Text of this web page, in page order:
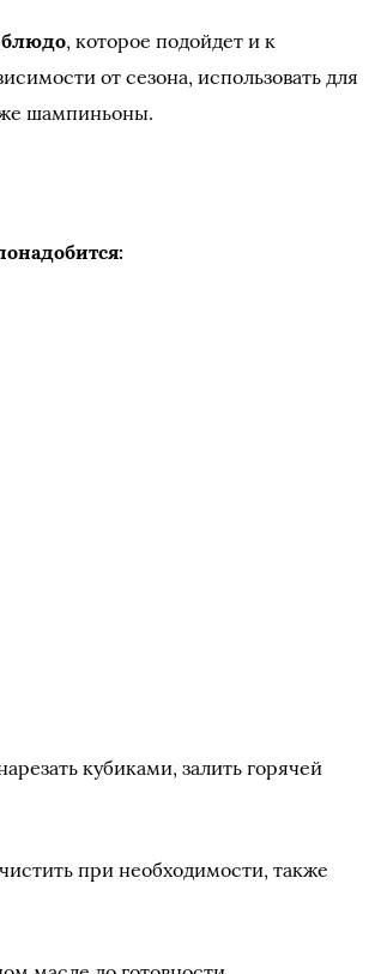
блюдо, которое подойдет и к
от сезона, использовать для
шампиньоны.
кубиками, залить горячей
при необходимости, также